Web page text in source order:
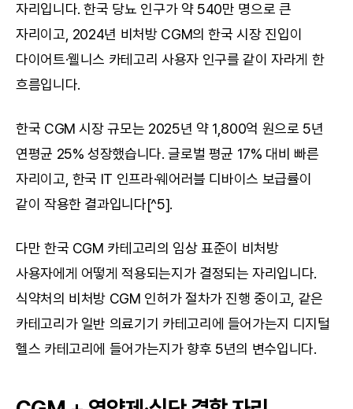
자리입니다. 한국 당뇨 인구가 약 540만 명으로 큰
자리이고, 2024년 비처방 CGM의 한국 시장 진입이
다이어트·웰니스 카테고리 사용자 인구를 같이 자라게 한
흐름입니다.
한국 CGM 시장 규모는 2025년 약 1,800억 원으로 5년
연평균 25% 성장했습니다. 글로벌 평균 17% 대비 빠른
자리이고, 한국 IT 인프라·웨어러블 디바이스 보급률이
같이 작용한 결과입니다[^5].
다만 한국 CGM 카테고리의 임상 표준이 비처방
사용자에게 어떻게 적용되는지가 결정되는 자리입니다.
식약처의 비처방 CGM 인허가 절차가 진행 중이고, 같은
카테고리가 일반 의료기기 카테고리에 들어가는지 디지털
헬스 카테고리에 들어가는지가 향후 5년의 변수입니다.